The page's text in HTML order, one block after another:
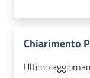
Chiarimento
Ultimo